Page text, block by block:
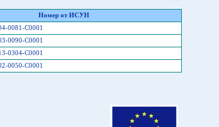
Номер от ИСУН
0081-C0001
0090-C0001
0304-C0001
0050-C0001